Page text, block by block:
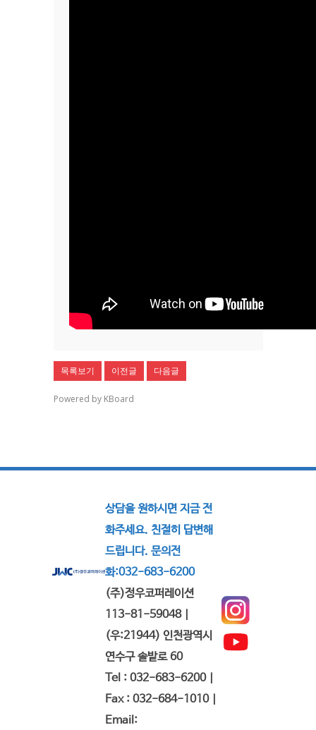
목록보기 이전글 다음글
Powered by KBoard
상담을 원하시면 지금 전
화주세요. 친절히 답변해
드립니다. 문의전
화:032-683-6200
(주)정우코퍼레이션
113-81-59048 |
(우:21944) 인천광역시
연수구 솔밭로 60
Tel : 032-683-6200 |
Fax : 032-684-1010 |
Email: